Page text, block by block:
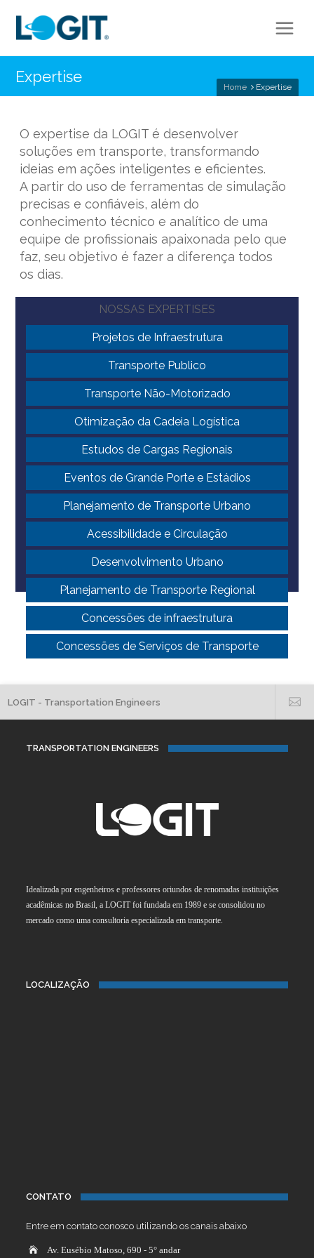
Expertise
Home Expertise
O expertise da LOGIT é desenvolver
soluções em transporte, transformando
ideias em ações inteligentes e eficientes.
A partir do uso de ferramentas de simulação
precisas e confiáveis, além do
conhecimento técnico e analítico de uma
equipe de profissionais apaixonada pelo que
faz, seu objetivo é fazer a diferença todos
os dias.
NOSSAS EXPERTISES
Projetos de Infraestrutura
Transporte Publico
Transporte Não-Motorizado
Otimização da Cadeia Logística
Estudos de Cargas Regionais
Eventos de Grande Porte e Estádios
Planejamento de Transporte Urbano
Acessibilidade e Circulação
Desenvolvimento Urbano
Planejamento de Transporte Regional
Concessões de infraestrutura
Concessões de Serviços de Transporte
LOGIT - Transportation Engineers
TRANSPORTATION ENGINEERS
Idealizada por engenheiros e professores oriundos de renomadas instituições
acadêmicas no Brasil, a LOGIT foi fundada em 1989 e se consolidou no
mercado como uma consultoria especializada em transporte.
LOCALIZAÇÃO
CONTATO
Entre em contato conosco utilizando os canais abaixo
Av. Eusébio Matoso, 690 - 5° andar